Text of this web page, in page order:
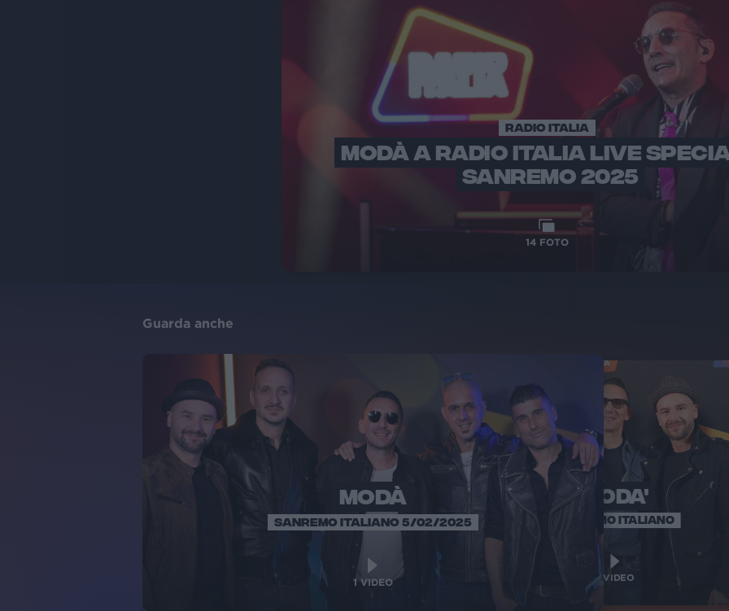
RADIO ITALIA
MODÀ A RADIO ITALIA LIVE
SANREMO 2025
14FOTO
Guarda anche
MODÀ
SANREMO ITALIANO 5/02/2025
1 VIDEO
MODA'
SANREMO ITALIANO
1 VIDEO